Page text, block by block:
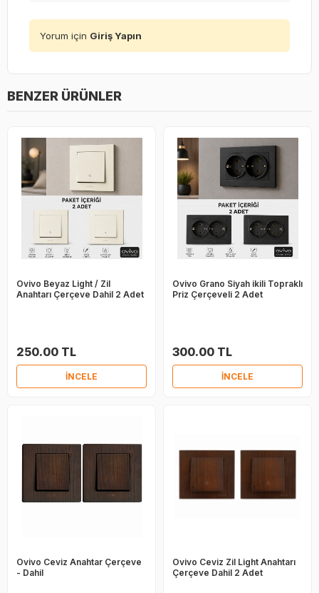
Yorum için Giriş Yapın
BENZER ÜRÜNLER
Ovivo Beyaz Light / Zil
Anahtarı Çerçeve Dahil 2 Adet
250.00 TL
İNCELE
Ovivo Grano Siyah ikili Topraklı
Priz Çerçeveli 2 Adet
300.00 TL
İNCELE
Ovivo Ceviz Anahtar Çerçeve
- Dahil
Ovivo Ceviz Zil Light Anahtarı
Çerçeve Dahil 2 Adet